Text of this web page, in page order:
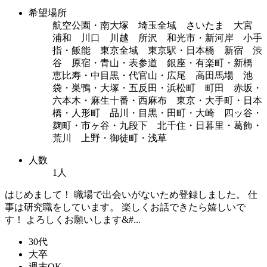
希望場所
航空公園・南大塚 埼玉全域 さいたま 大宮
浦和 川口 川越 所沢 和光市・新河岸 小手
指・飯能 東京全域 東京駅・日本橋 新宿 渋
谷 原宿・青山・表参道 銀座・有楽町・新橋
恵比寿・中目黒・代官山・広尾 高田馬場 池
袋・巣鴨・大塚・五反田・浜松町 町田 赤坂・
六本木・麻生十番・西麻布 東京・大手町・日本
橋・人形町 品川・目黒・田町・大崎 四ッ谷・
麹町・市ヶ谷・九段下 北千住・日暮里・葛飾・
荒川 上野・御徒町・浅草
人数
1人
はじめまして！ 職場で出会いがないため登録しました。 仕
事は研究職をしています。 楽しくお話できたら嬉しいで
す！ よろしくお願いします&#...
30代
大卒